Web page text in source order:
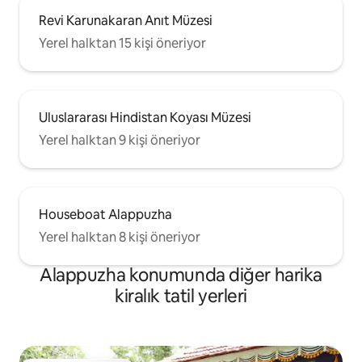
Revi Karunakaran Anıt Müzesi
Yerel halktan 15 kişi öneriyor
Uluslararası Hindistan Koyası Müzesi
Yerel halktan 9 kişi öneriyor
Houseboat Alappuzha
Yerel halktan 8 kişi öneriyor
Alappuzha konumunda diğer harika
kiralık tatil yerleri